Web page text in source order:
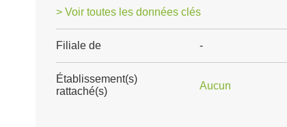
> Voir toutes les données clés
Filiale de -
Établissement(s)
rattaché(s)
Aucun